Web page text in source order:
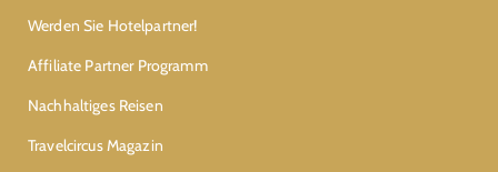
Werden Sie Hotelpartner!
Affiliate Partner Programm
Nachhaltiges Reisen
Travelcircus Magazin